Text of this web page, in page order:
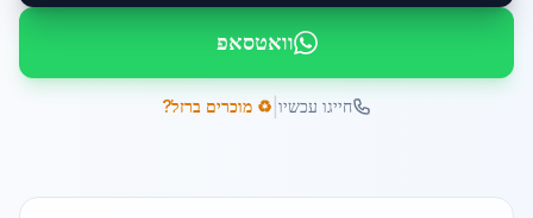
וואטסאפ
חייגו עכשיו ♻️ מוכרים ברזל?